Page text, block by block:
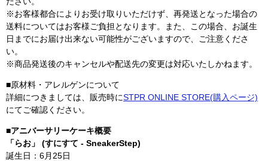
※お客様都合によりお受け取りいただけず、再発送となった場合の
送料についてはお客様ご負担となります。また、この場合、お誕生
日までにお届け出来ない可能性がございますので、ご注意くださ
い。
※商品発送後のキャンセルや配送先の変更は対応いたしかねます。
■原材料・アレルゲンについて
詳細につきましては、販売時にSTPR ONLINE STORE(購入ページ)
にてご確認ください。
■アニバーサリーケーキ概要
「らお」 (すにすて - SneakerStep)
誕生日：6月25日